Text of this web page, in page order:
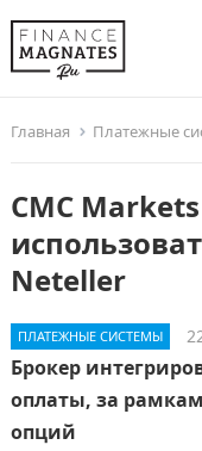
Главная Платежные
CMC
Neteller
ПЛАТЕЖНЫЕ СИСТЕМЫ
Брокер
оплаты, за
опций